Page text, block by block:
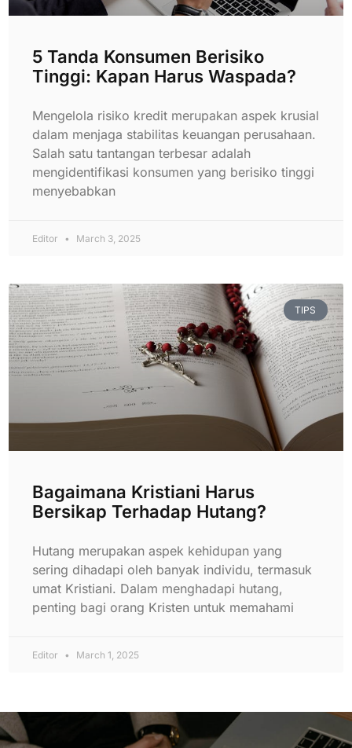
5 Tanda Konsumen Berisiko
Tinggi: Kapan Harus Waspada?
Mengelola risiko kredit merupakan aspek krusial
dalam menjaga stabilitas keuangan perusahaan.
Salah satu tantangan terbesar adalah
mengidentifikasi konsumen yang berisiko tinggi
menyebabkan
Editor March 3, 2025
TIPS
Bagaimana Kristiani Harus
Bersikap Terhadap Hutang?
Hutang merupakan aspek kehidupan yang
sering dihadapi oleh banyak individu, termasuk
umat Kristiani. Dalam menghadapi hutang,
penting bagi orang Kristen untuk memahami
Editor March 1, 2025